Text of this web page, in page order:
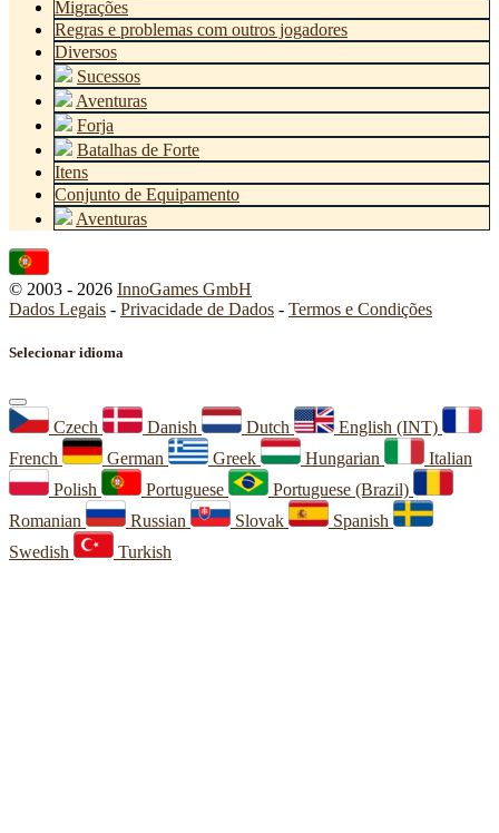
Migrações
Regras e problemas com outros jogadores
Diversos
Sucessos
Aventuras
Forja
Batalhas de Forte
Itens
Conjunto de Equipamento
Aventuras
© 2003 - 2026 InnoGames GmbH
Dados Legais - Privacidade de Dados - Termos e Condições
Selecionar idioma
Czech Danish Dutch
English (INT)
French
German Greek Hungarian
Italian
Polish
Portuguese
Portuguese (Brazil)
Romanian
Russian Slovak
Spanish
Swedish
Turkish